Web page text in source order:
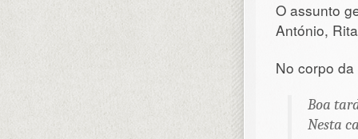
O assunto
António,
No corpo
Boa
Nesta